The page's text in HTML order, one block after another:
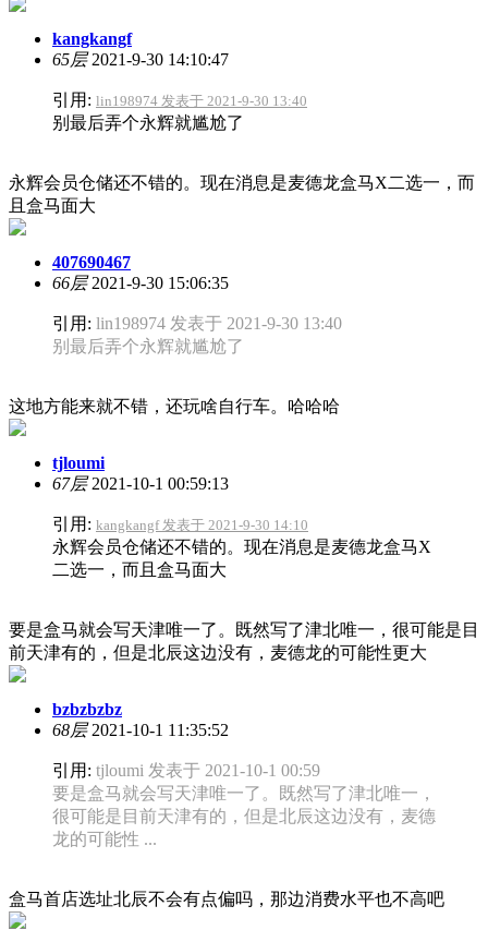
kangkangf
65层2021-9-30 14:10:47
引用: lin198974 发表于 2021-9-30 13:40
别最后弄个永辉就尴尬了
永辉会员仓储还不错的。现在消息是麦德龙盒马X二选一，而
且盒马面大
407690467
66层2021-9-30 15:06:35
引用: lin198974 发表于 2021-9-30 13:40
别最后弄个永辉就尴尬了
这地方能来就不错，还玩啥自行车。哈哈哈
tjloumi
67层2021-10-1 00:59:13
引用: kangkangf 发表于 2021-9-30 14:10
永辉会员仓储还不错的。现在消息是麦德龙盒马X
二选一，而且盒马面大
要是盒马就会写天津唯一了。既然写了津北唯一，很可能是目
前天津有的，但是北辰这边没有，麦德龙的可能性更大
bzbzbzbz
68层2021-10-1 11:35:52
引用: tjloumi 发表于 2021-10-1 00:59
要是盒马就会写天津唯一了。既然写了津北唯一，
很可能是目前天津有的，但是北辰这边没有，麦德
龙的可能性 ...
盒马首店选址北辰不会有点偏吗，那边消费水平也不高吧